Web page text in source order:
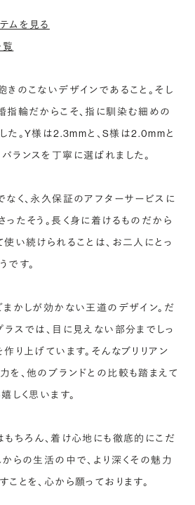
ムを見る
きのこないデザインであること。そし
指輪だからこそ、指に馴染む細めの
た。Y様は2.3mmと、S様は2.0mmと
ランスを丁寧に選ばれました。
なく、永久保証のアフターサービスに
ったそう。長く身に着けるものだから
使い続けられることは、お二人にとっ
です。
まかしが効かない王道のデザイン。だ
ラスでは、目に見えない部分までしっ
り上げています。そんなブリリアン
を、他のブランドとの比較も踏まえて
しく思います。
もちろん、着け心地にも徹底的にこだ
からの生活の中で、より深くその魅力
とを、心から願っております。